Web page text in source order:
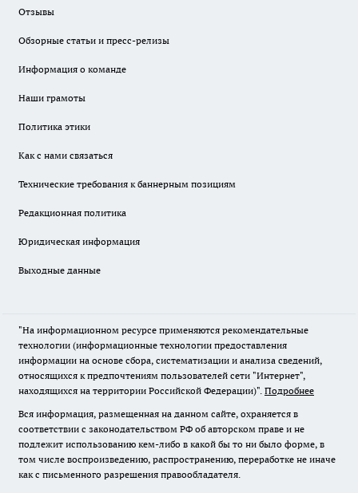
Отзывы
Обзорные статьи и пресс-релизы
Информация о команде
Наши грамоты
Политика этики
Как с нами связаться
Технические требования к баннерным позициям
Редакционная политика
Юридическая информация
Выходные данные
"На информационном ресурсе применяются рекомендательные
технологии (информационные технологии предоставления
информации на основе сбора, систематизации и анализа сведений,
относящихся к предпочтениям пользователей сети "Интернет",
находящихся на территории Российской Федерации)". Подробнее
Вся информация, размещенная на данном сайте, охраняется в
соответствии с законодательством РФ об авторском праве и не
подлежит использованию кем-либо в какой бы то ни было форме, в
том числе воспроизведению, распространению, переработке не иначе
как с письменного разрешения правообладателя.